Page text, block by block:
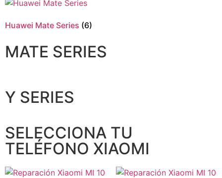
Huawei Mate Series (6)
MATE SERIES
Y SERIES
SELECCIONA TU
TELÉFONO XIAOMI